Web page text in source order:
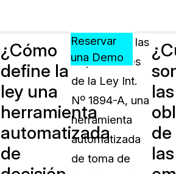
APRENDA,
CONECTE
Y
CREZCA
CON
CASEGUARD
Preguntas Frecuentes
Explore preguntas frecuentes
CaseGuard
Eventos
Reservar
una Demo
¿Cómo
define la
ley una
herramienta
automatizada
de
En virtud de las
disposiciones
de la Ley Int.
Nº 1894-A, una
herramienta
automatizada
de toma de
las
de
las